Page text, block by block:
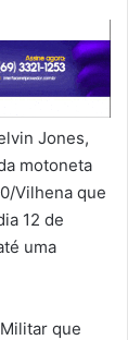
Jones,
motoneta
Vilhena que
12 de
uma
que